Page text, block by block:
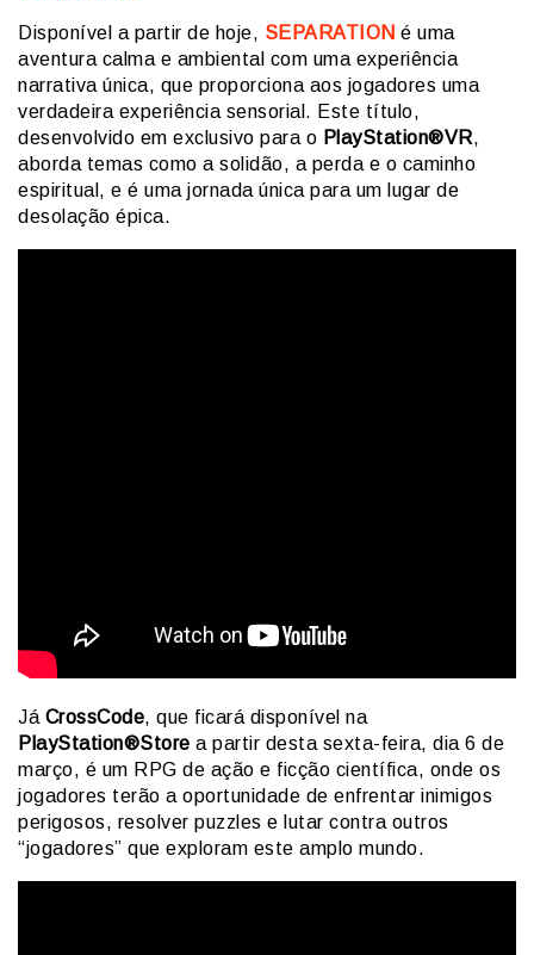
Disponível a partir de hoje, SEPARATION é uma
aventura calma e ambiental com uma experiência
narrativa única, que proporciona aos jogadores uma
verdadeira experiência sensorial. Este título,
desenvolvido em exclusivo para o PlayStation®VR,
aborda temas como a solidão, a perda e o caminho
espiritual, e é uma jornada única para um lugar de
desolação épica.
Já CrossCode, que ficará disponível na
PlayStation®Store a partir desta sexta-feira, dia 6 de
março, é um RPG de ação e ficção científica, onde os
jogadores terão a oportunidade de enfrentar inimigos
perigosos, resolver puzzles e lutar contra outros
“jogadores” que exploram este amplo mundo.